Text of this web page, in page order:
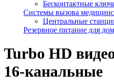
Бесконтактные
Системы вызова
Центральные
Резервное питание для
Turbo HD
16-канальные